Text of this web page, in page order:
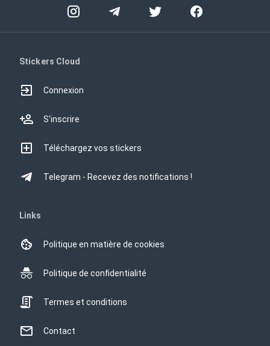
Stickers Cloud
Connexion
S'inscrire
Téléchargez vos stickers
Telegram - Recevez des notifications !
Links
Politique en matière de cookies
Politique de confidentialité
Termes et conditions
Contact